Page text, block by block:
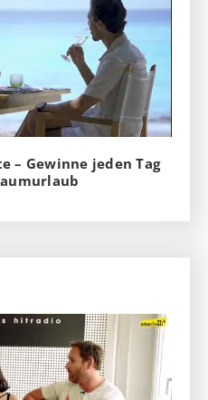
– Gewinne jeden Tag